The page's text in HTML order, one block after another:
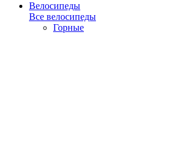
Велосипеды
Все велосипеды
Горные